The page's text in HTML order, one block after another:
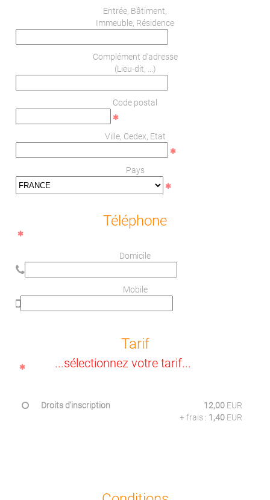
Entrée, Bâtiment,
Immeuble, Résidence
Complément d'adresse
(Lieu-dit, ...)
Code postal
Ville, Cedex, Etat
Pays
Téléphone
Domicile
Mobile
Tarif
...sélectionnez votre tarif...
Droits d'inscription 12,00 EUR
+ frais : 1,40 EUR